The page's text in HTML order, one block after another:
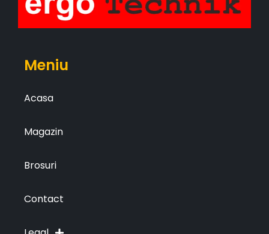
Meniu
Acasa
Magazin
Brosuri
Contact